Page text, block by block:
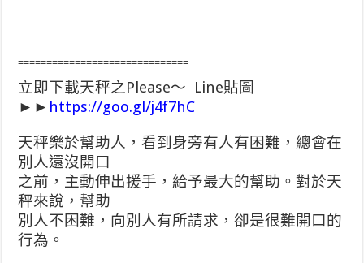
==============================
立即下載天秤之Please～ Line貼圖
►► https://goo.gl/j4f7hC
天秤樂於幫助人，看到身旁有人有困難，總會在
別人還沒開口
之前，主動伸出援手，給予最大的幫助。對於天
秤來說，幫助
別人不困難，向別人有所請求，卻是很難開口的
行為。